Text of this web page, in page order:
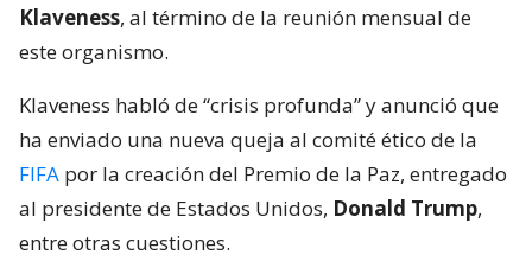
Klaveness, al término de la reunión mensual de
este organismo.
Klaveness habló de “crisis profunda” y anunció que
ha enviado una nueva queja al comité ético de la
FIFA por la creación del Premio de la Paz, entregado
al presidente de Estados Unidos, Donald Trump,
entre otras cuestiones.